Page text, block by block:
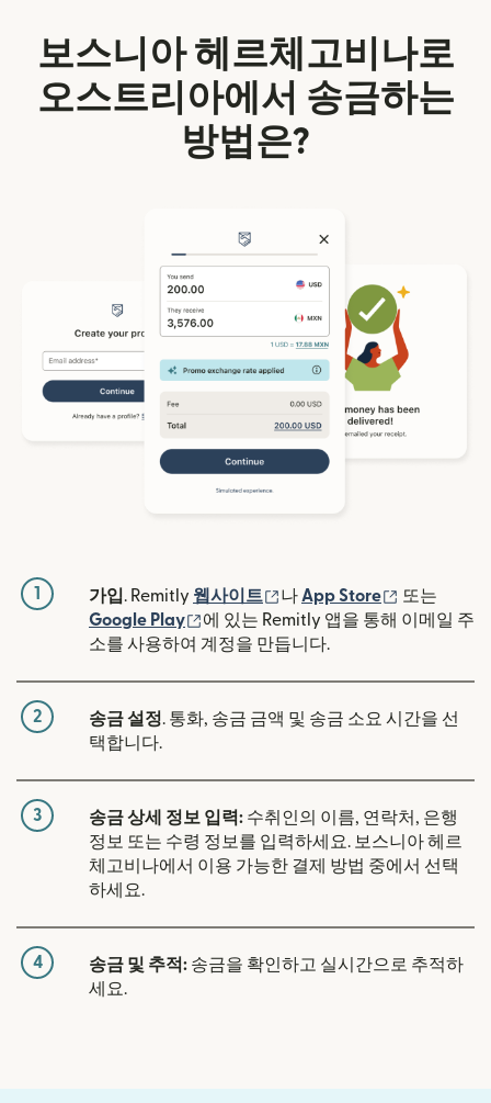
보스니아 헤르체고비나로
오스트리아에서 송금하는
방법은?
1 가입. Remitly 웹사이트 (새 창에서 열림)
나 App Store (새 창에서
또는
Google Play
(새 창에서 열림)
에 있는 Remitly 앱을 통해 이메일 주
소를 사용하여 계정을 만듭니다.
2 송금 설정. 통화, 송금 금액 및 송금 소요 시간을 선
택합니다.
3 송금 상세 정보 입력: 수취인의 이름, 연락처, 은행
정보 또는 수령 정보를 입력하세요. 보스니아 헤르
체고비나에서 이용 가능한 결제 방법 중에서 선택
하세요.
4 송금 및 추적: 송금을 확인하고 실시간으로 추적하
세요.